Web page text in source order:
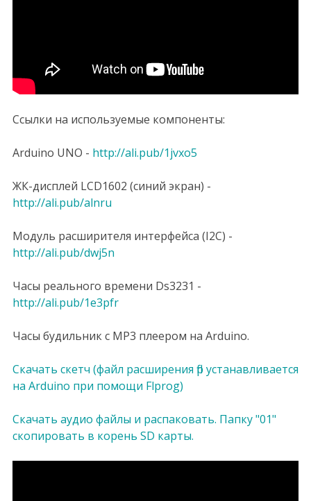
Ссылки на используемые компоненты:
Arduino UNO - http://ali.pub/1jvxo5
ЖК-дисплей LCD1602 (синий экран) -
http://ali.pub/alnru
Модуль расширителя интерфейса (I2C) -
http://ali.pub/dwj5n
Часы реального времени Ds3231 -
http://ali.pub/1e3pfr
Часы будильник с MP3 плеером на Arduino.
Скачать скетч (файл расширения flp устанавливается
на Arduino при помощи Flprog)
Скачать аудио файлы и распаковать. Папку "01"
скопировать в корень SD карты.